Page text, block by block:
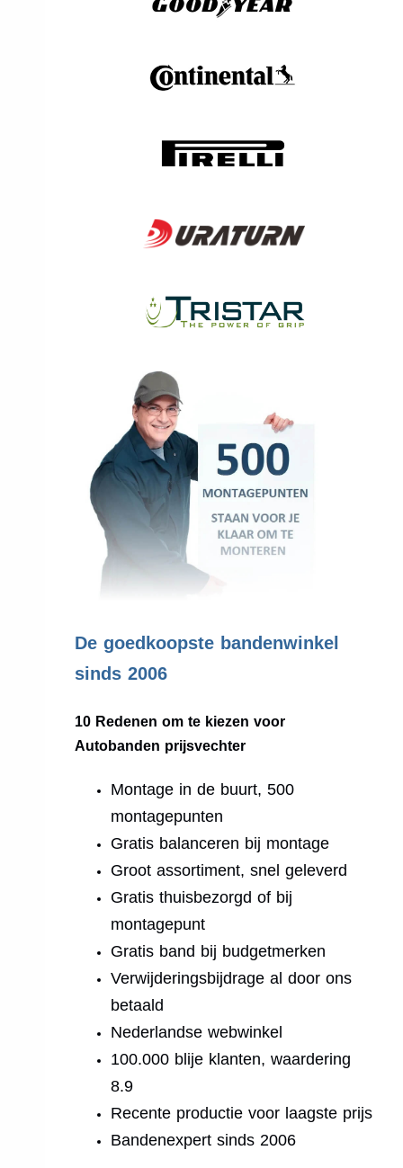
De goedkoopste bandenwinkel
sinds 2006
10 Redenen om te kiezen voor
Autobanden prijsvechter
Montage in de buurt, 500
montagepunten
Gratis balanceren bij montage
Groot assortiment, snel geleverd
Gratis thuisbezorgd of bij
montagepunt
Gratis band bij budgetmerken
Verwijderingsbijdrage al door ons
betaald
Nederlandse webwinkel
100.000 blije klanten, waardering
8.9
Recente productie voor laagste prijs
Bandenexpert sinds 2006